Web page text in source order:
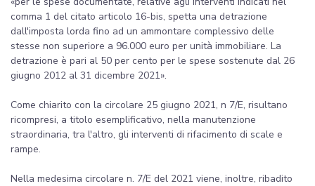
comma 1 del citato articolo 16-bis, spetta una detrazione
dall'imposta lorda fino ad un ammontare complessivo delle
stesse non superiore a 96.000 euro per unità immobiliare. La
detrazione è pari al 50 per cento per le spese sostenute dal 26
giugno 2012 al 31 dicembre 2021».
Come chiarito con la circolare 25 giugno 2021, n 7/E, risultano
ricompresi, a titolo esemplificativo, nella manutenzione
straordinaria, tra l'altro, gli interventi di rifacimento di scale e
rampe.
Nella medesima circolare n. 7/E del 2021 viene, inoltre, ribadito